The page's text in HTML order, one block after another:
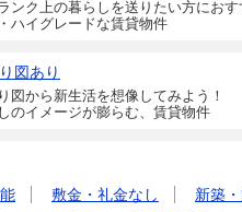
ンク上の暮らしを送りたい方におす
ハイグレードな賃貸物件
図あり
図から新生活を想像してみよう！
のイメージが膨らむ、賃貸物件
敷金・礼金なし 新築